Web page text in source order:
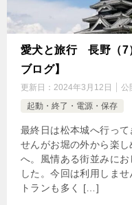
愛犬と旅行 長野（7
ブログ】
更新日： 2024年3月12日 公
起動・終了・電源・保存
最終日は松本城へ行っ
せんがお堀の外から楽
へ。風情ある街並みに
した。今回は利用しま
トランも多く […]